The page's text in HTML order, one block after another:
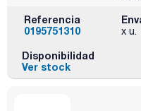
Referencia
0195751310
x u.
Disponibilidad
Ver stock